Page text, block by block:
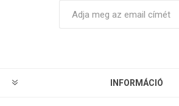
INFORMÁCIÓ